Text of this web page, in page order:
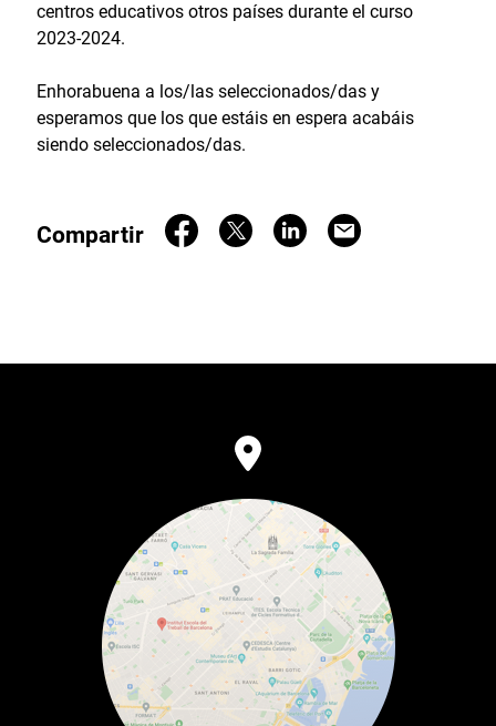
centros educativos otros países durante el curso
2023-2024.
Enhorabuena a los/las seleccionados/das y
esperamos que los que estáis en espera acabáis
siendo seleccionados/das.
Compartir